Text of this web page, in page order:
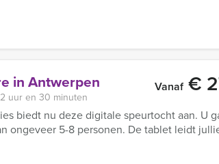
in Antwerpen Vanaf€
uur en 30 minuten
biedt nu deze digitale speurtocht aan. U
ongeveer 5-8 personen. De tablet leidt